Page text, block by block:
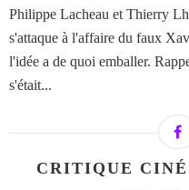
Philippe Lacheau et Thierry
s'attaque à l'affaire du faux
l'idée a de quoi emballer.
s'était...
CRITIQUE